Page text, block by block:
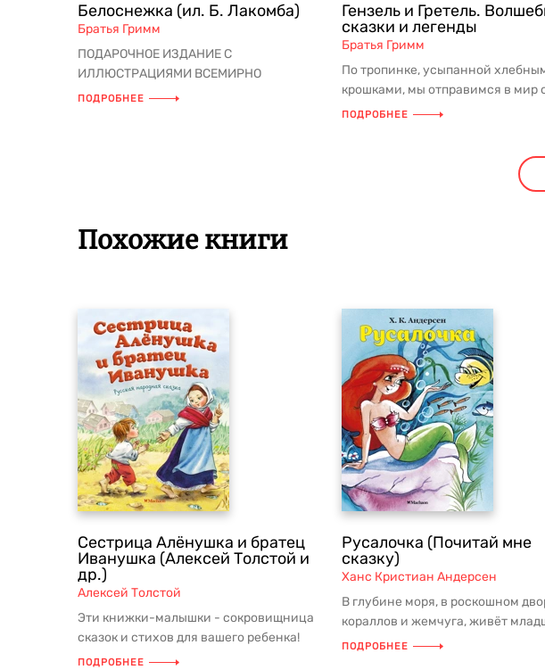
Белоснежка (ил. Б. Лакомба)
Братья Гримм
ПОДАРОЧНОЕ ИЗДАНИЕ С
ИЛЛЮСТРАЦИЯМИ ВСЕМИРНО
ИЗВЕСТНОГО ХУДОЖНИКА Белоснежка
ПОДРОБНЕЕ
Гензель и Гретель.
сказки и легенды
Братья Гримм
По тропинке, усыпанной
крошками, мы отправимся в мир
и легенд, таинственный и
ПОДРОБНЕЕ
Похожие книги
Сестрица Алёнушка и братец
Иванушка (Алексей Толстой и
др.)
Алексей Толстой
Эти книжки-малышки - сокровищница
сказок и стихов для вашего ребенка!
Добрые, богато иллюстрированны...
ПОДРОБНЕЕ
Русалочка (Почитай мне
сказку)
Ханс Кристиан Андерсен
В глубине моря, в роскошном
кораллов и жемчуга, живёт
дочь морского царя — прекрас...
ПОДРОБНЕЕ